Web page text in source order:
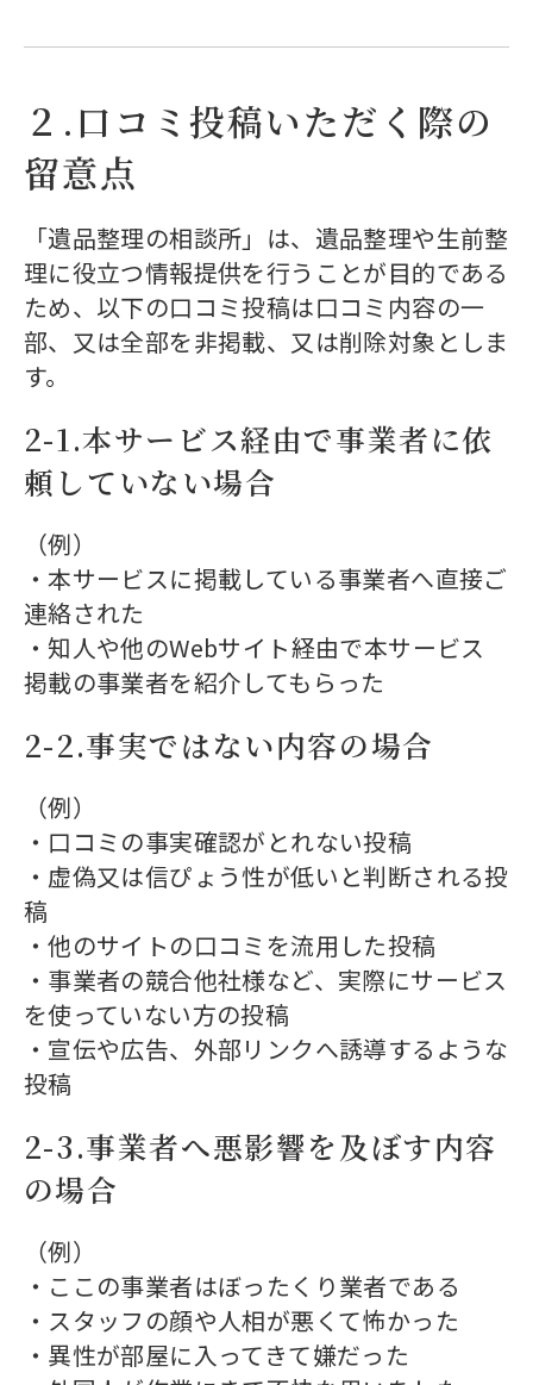
２.口コミ投稿いただく際の
留意点
「遺品整理の相談所」は、遺品整理や生前整
理に役立つ情報提供を行うことが目的である
ため、以下の口コミ投稿は口コミ内容の一
部、又は全部を非掲載、又は削除対象としま
す。
2-1.本サービス経由で事業者に依
頼していない場合
（例）
・本サービスに掲載している事業者へ直接ご
連絡された
・知人や他のWebサイト経由で本サービス
掲載の事業者を紹介してもらった
2-2.事実ではない内容の場合
（例）
・口コミの事実確認がとれない投稿
・虚偽又は信ぴょう性が低いと判断される投
稿
・他のサイトの口コミを流用した投稿
・事業者の競合他社様など、実際にサービス
を使っていない方の投稿
・宣伝や広告、外部リンクへ誘導するような
投稿
2-3.事業者へ悪影響を及ぼす内容
の場合
（例）
・ここの事業者はぼったくり業者である
・スタッフの顔や人相が悪くて怖かった
・異性が部屋に入ってきて嫌だった